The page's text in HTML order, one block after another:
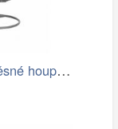
Skládací závěsné houpací křeslo…